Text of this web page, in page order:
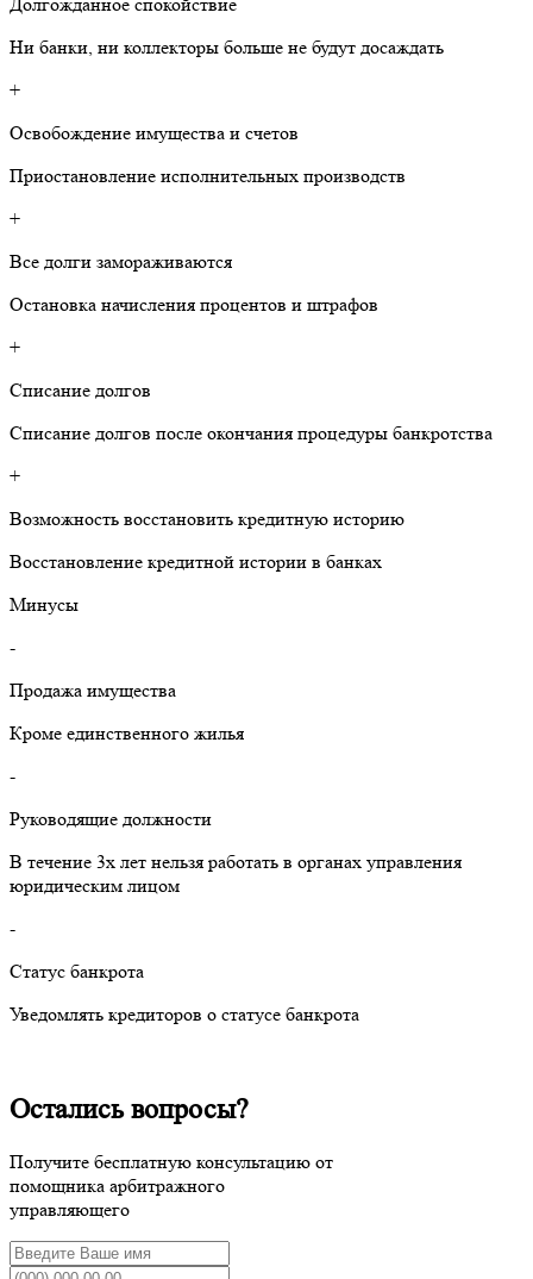
Ни банки, ни коллекторы больше не будут досаждать
+
Освобождение имущества и счетов
Приостановление исполнительных производств
+
Все долги замораживаются
Остановка начисления процентов и штрафов
+
Списание долгов
Списание долгов после окончания процедуры банкротства
+
Возможность восстановить кредитную историю
Восстановление кредитной истории в банках
Минусы
-
Продажа имущества
Кроме единственного жилья
-
Руководящие должности
В течение 3х лет нельзя работать в органах управления
юридическим лицом
-
Статус банкрота
Уведомлять кредиторов о статусе банкрота
Остались вопросы?
Получите бесплатную консультацию от
помощника арбитражного
управляющего